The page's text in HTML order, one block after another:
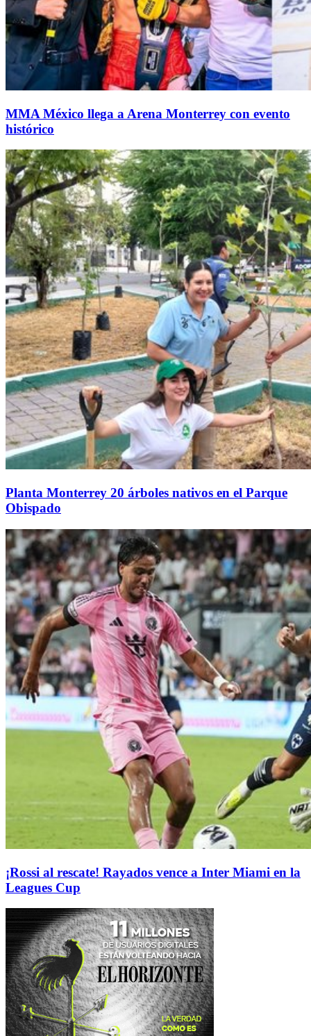
MMA México llega a Arena Monterrey con evento
histórico
Planta Monterrey 20 árboles nativos en el Parque
Obispado
¡Rossi al rescate! Rayados vence a Inter Miami en la
Leagues Cup